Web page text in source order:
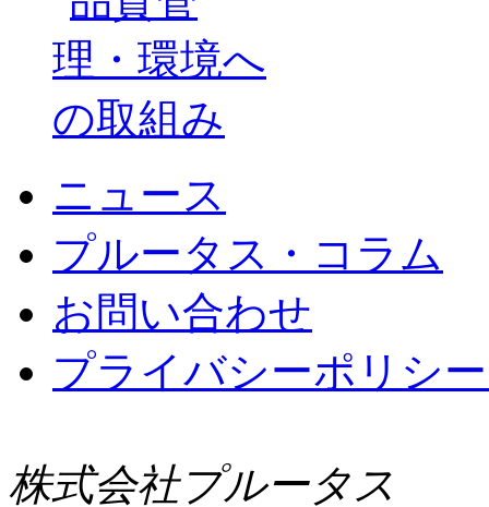
ニュース
プルータス・コラム
お問い合わせ
プライバシーポリシ
株式会社プルータス